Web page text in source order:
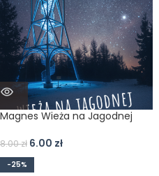
Magnes Wieża na Jagodnej
8.00zł 6.00 zł
-25%